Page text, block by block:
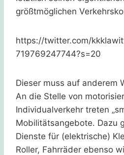
größtmöglichen
https://twitter.com/
719769247744?s=20
Dieser muss auf anderem
An die Stelle von
Individualverkehr treten
Mobilitätsangebote. Dazu
Dienste für (elektrische)
Roller, Fahrräder ebenso